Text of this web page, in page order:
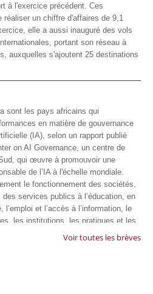
à l'exercice précédent. Ces
un chiffre d'affaires de 9,1
elle a aussi inauguré des vols
portant son réseau à
auxquelles s'ajoutent 25 destinations
sont les pays africains qui
en matière de gouvernance
(IA), selon un rapport publié
on AI Governance, un centre de
qui œuvre à promouvoir une
de l’IA à l'échelle mondiale.
le fonctionnement des sociétés,
services publics à l’éducation, en
et l’accès à l’information, le
les institutions, les pratiques et les
qui favorisent un déploiement
Voir toutes les brèves